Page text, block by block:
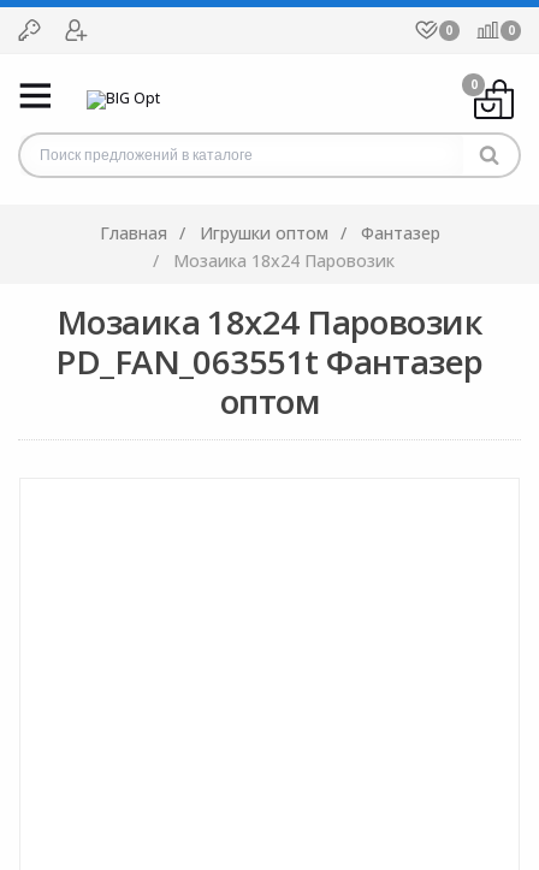
0 0
0
Главная Игрушки оптом
Фантазер
Мозаика 18х24 Паровозик
Мозаика 18х24 Паровозик
PD_FAN_063551t Фантазер
оптом